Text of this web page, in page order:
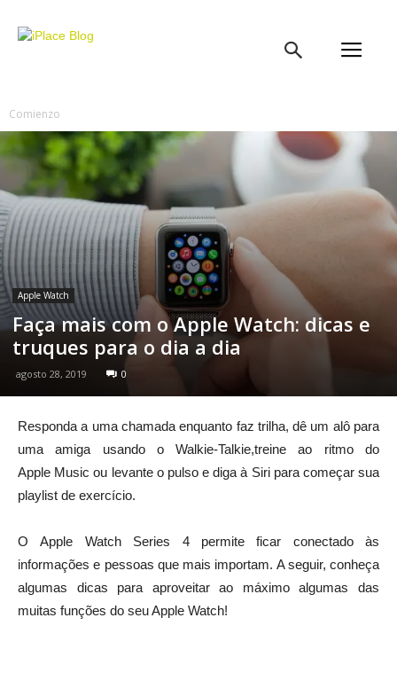
Comienzo
Apple Watch
Faça mais com o Apple Watch: dicas e
truques para o dia a dia
agosto 28, 2019 0
Responda a uma chamada enquanto faz trilha, dê um alô para
uma amiga usando o Walkie-Talkie,treine ao ritmo do
Apple Music ou levante o pulso e diga à Siri para começar sua
playlist de exercício.
O Apple Watch Series 4 permite ficar conectado às
informações e pessoas que mais importam. A seguir, conheça
algumas dicas para aproveitar ao máximo algumas das
muitas funções do seu Apple Watch!